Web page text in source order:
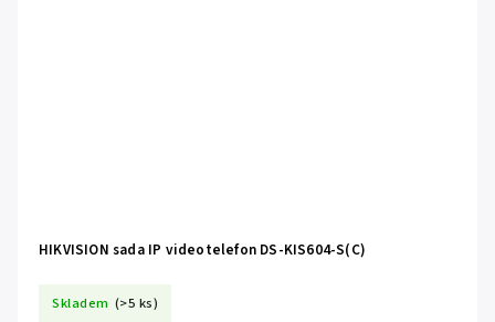
HIKVISION sada IP videotelefon DS-KIS604-S(C)
Skladem (>5 ks)